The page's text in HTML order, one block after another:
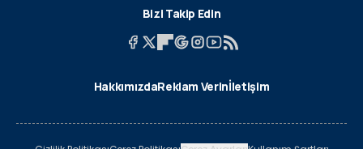
Bizi Takip Edin
HakkımızdaReklam Verinİletişim